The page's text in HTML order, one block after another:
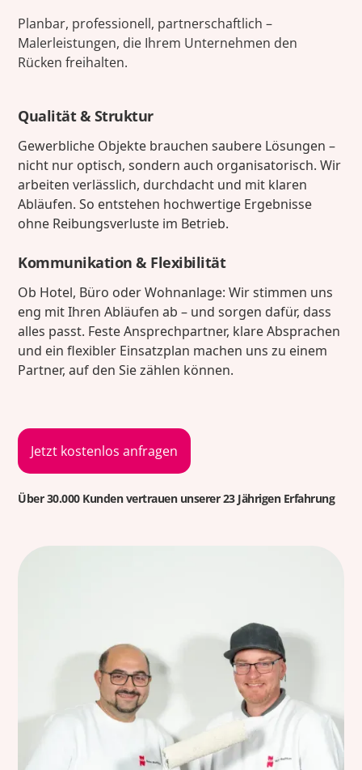
Planbar, professionell, partnerschaftlich –
Malerleistungen, die Ihrem Unternehmen den
Rücken freihalten.
Qualität & Struktur
Gewerbliche Objekte brauchen saubere Lösungen –
nicht nur optisch, sondern auch organisatorisch. Wir
arbeiten verlässlich, durchdacht und mit klaren
Abläufen. So entstehen hochwertige Ergebnisse
ohne Reibungsverluste im Betrieb.
Kommunikation & Flexibilität
Ob Hotel, Büro oder Wohnanlage: Wir stimmen uns
eng mit Ihren Abläufen ab – und sorgen dafür, dass
alles passt. Feste Ansprechpartner, klare Absprachen
und ein flexibler Einsatzplan machen uns zu einem
Partner, auf den Sie zählen können.
Jetzt kostenlos anfragen
Über 30.000 Kunden vertrauen unserer 23 Jährigen Erfahrung